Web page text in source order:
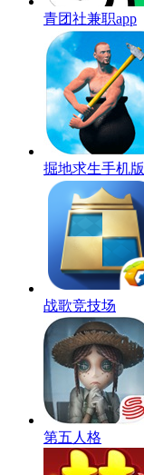
青团社兼职app
掘地求生手机版
战歌竞技场
第五人格